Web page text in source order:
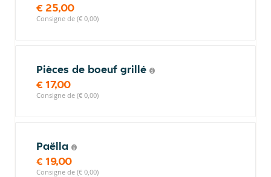
€ 25,00
Consigne de (€ 0,00)
Pièces de boeuf grillé
€ 17,00
Consigne de (€ 0,00)
Paëlla
€ 19,00
Consigne de (€ 0,00)